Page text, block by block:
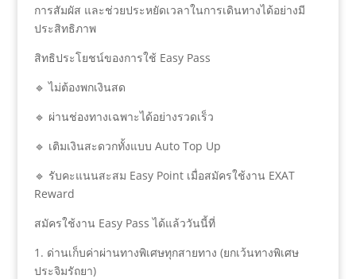
การสัมผัส และช่วยประหยัดเวลาในการเดินทางได้อย่างมี
ประสิทธิภาพ
สิทธิประโยชน์ของการใช้ Easy Pass
🔹 ไม่ต้องพกเงินสด
🔹 ผ่านช่องทางเฉพาะได้อย่างรวดเร็ว
🔹 เติมเงินสะดวกทั้งแบบ Auto Top Up
🔹 รับคะแนนสะสม Easy Point เมื่อสมัครใช้งาน EXAT
Reward
สมัครใช้งาน Easy Pass ได้แล้ววันนี้ที่
1. ด่านเก็บค่าผ่านทางพิเศษทุกสายทาง (ยกเว้นทางพิเศษ
ประจิมรัถยา)